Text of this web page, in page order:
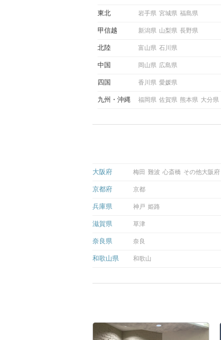
東北 岩手県 宮城県 福島県
甲信越 新潟県 山梨県 長野県
北陸 富山県 石川県
中国 岡山県 広島県
四国 香川県 愛媛県
九州 沖縄 福岡県 佐賀県 熊本県 大分県
大阪府 梅田 難波 心斎橋 その他大阪府
京都府 京都
兵庫県 神戸 姫路
滋賀県 草津
奈良県 奈良
和歌山県 和歌山